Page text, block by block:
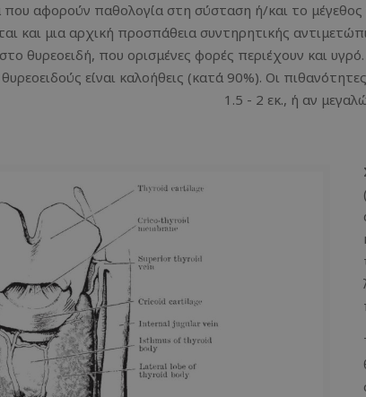
αφορούν παθολογία στη σύσταση ή/και το μέγεθος
και μια αρχική προσπάθεια συντηρητικής
στο θυρεοειδή, που ορισμένες φορές περιέχουν και
είναι καλοήθεις (κατά 90%). Οι
1.5 - 2 εκ., ή αν